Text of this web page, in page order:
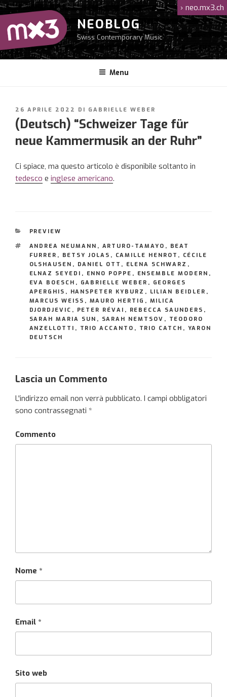
Salta
al
contenuto
NEOBLOG
Swiss Contemporary Music
Menu
› neo.mx3.ch
PUBBLICATO
IL
26 APRILE 2022 DI GABRIELLE WEBER
(Deutsch) “Schweizer Tage für
neue Kammermusik an der Ruhr”
Ci spiace, ma questo articolo è disponibile soltanto in
tedesco e inglese americano.
CATEGORIE
PREVIEW
TAG
ANDREA NEUMANN , ARTURO-TAMAYO , BEAT
FURRER , BETSY JOLAS , CAMILLE HENROT , CÉCILE
OLSHAUSEN , DANIEL OTT , ELENA SCHWARZ ,
ELNAZ SEYEDI , ENNO POPPE , ENSEMBLE MODERN ,
EVA BOESCH , GABRIELLE WEBER , GEORGES
APERGHIS , HANSPETER KYBURZ , LILIAN BEIDLER ,
MARCUS WEISS , MAURO HERTIG , MILICA
DJORDJEVIC , PETER RÉVAI , REBECCA SAUNDERS ,
SARAH MARIA SUN , SARAH NEMTSOV , TEODORO
ANZELLOTTI , TRIO ACCANTO , TRIO CATCH , YARON
DEUTSCH
Lascia un Commento
L'indirizzo email non verrà pubblicato. I campi obbligatori
sono contrassegnati *
Commento
Nome *
Email *
Sito web